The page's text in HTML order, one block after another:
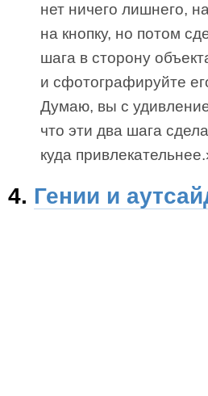
нет ничего лишнего,
на кнопку, но потом
шага в сторону
и сфотографируйте
Думаю, вы с
что эти два шага
куда
4. Гении и